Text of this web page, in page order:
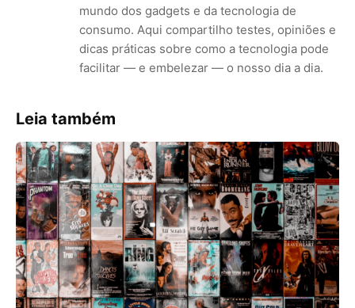
mundo dos gadgets e da tecnologia de
consumo. Aqui compartilho testes, opiniões e
dicas práticas sobre como a tecnologia pode
facilitar — e embelezar — o nosso dia a dia.
Leia também